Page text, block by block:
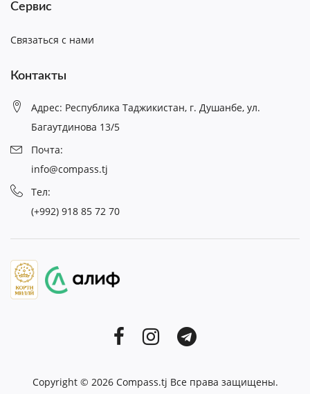
Сервис
Связаться с нами
Контакты
Адрес: Республика Таджикистан, г. Душанбе, ул.
Багаутдинова 13/5
Почта:
info@compass.tj
Тел:
(+992) 918 85 72 70
Copyright © 2026 Compass.tj Все права защищены.